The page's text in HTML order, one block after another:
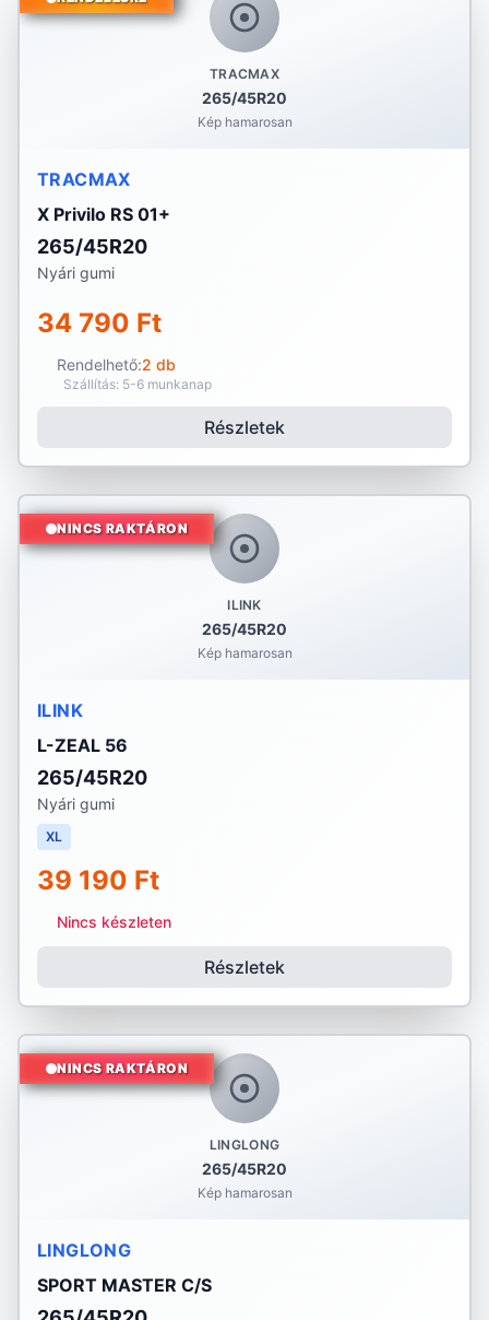
TRACMAX
265/45R20
Kép hamarosan
TRACMAX
X Privilo RS 01+
265/45R20
Nyári gumi
34 790 Ft
Rendelhető:2 db
Szállítás: 5-6 munkanap
Részletek
ILINK
265/45R20
Kép hamarosan
NINCS RAKTÁRON
ILINK
L-ZEAL 56
265/45R20
Nyári gumi
XL
39 190 Ft
Nincs készleten
Részletek
LINGLONG
265/45R20
Kép hamarosan
NINCS RAKTÁRON
LINGLONG
SPORT MASTER C/S